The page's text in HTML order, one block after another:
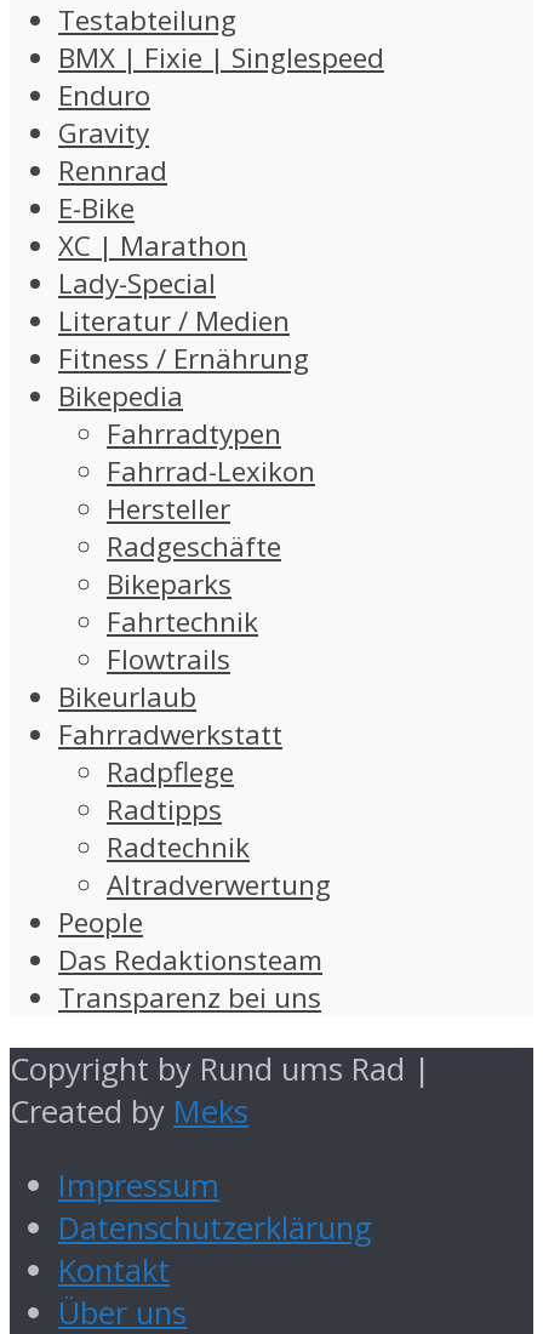
Testabteilung
BMX | Fixie | Singlespeed
Enduro
Gravity
Rennrad
E-Bike
XC | Marathon
Lady-Special
Literatur / Medien
Fitness / Ernährung
Bikepedia
Fahrradtypen
Fahrrad-Lexikon
Hersteller
Radgeschäfte
Bikeparks
Fahrtechnik
Flowtrails
Bikeurlaub
Fahrradwerkstatt
Radpflege
Radtipps
Radtechnik
Altradverwertung
People
Das Redaktionsteam
Transparenz bei uns
Copyright by Rund ums Rad |
Created by Meks
Impressum
Datenschutzerklärung
Kontakt
Über uns